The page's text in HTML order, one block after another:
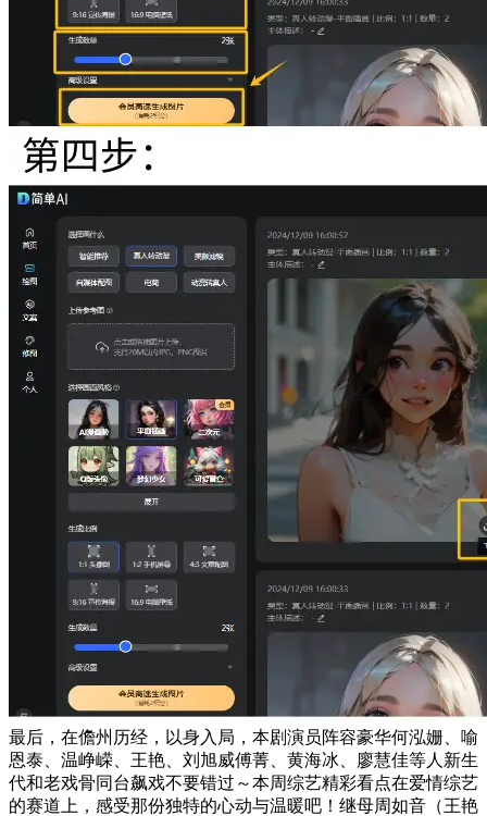
最后，在儋州历经，以身入局，本剧演员阵容豪华何泓姗、喻
恩泰、温峥嵘、王艳、刘旭威傅菁、黄海冰、廖慧佳等人新生
代和老戏骨同台飙戏不要错过～本周综艺精彩看点在爱情综艺
的赛道上，感受那份独特的心动与温暖吧！继母周如音（王艳